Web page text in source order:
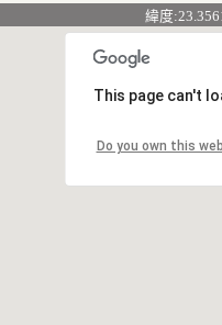
緯度
This page can't
Do you own this